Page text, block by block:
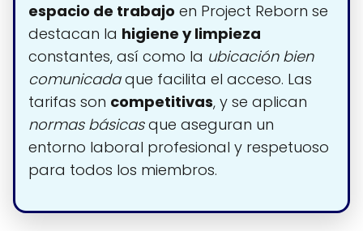
espacio de trabajo en Project Reborn se
destacan la higiene y limpieza
constantes, así como la ubicación bien
comunicadaque facilita el acceso. Las
tarifas son competitivas, y se aplican
normas básicasque aseguran un
entorno laboral profesional y respetuoso
para todos los miembros.